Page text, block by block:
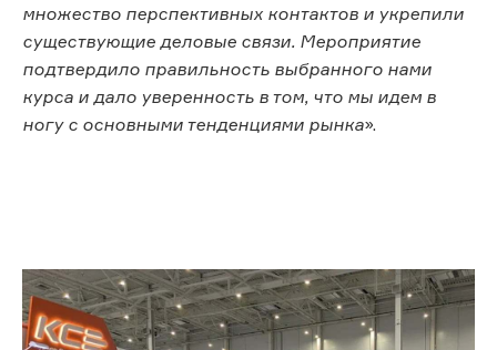
множество перспективных контактов и укрепили
существующие деловые связи. Мероприятие
подтвердило правильность выбранного нами
курса и дало уверенность в том, что мы идем в
ногу с основными тенденциями рынка».